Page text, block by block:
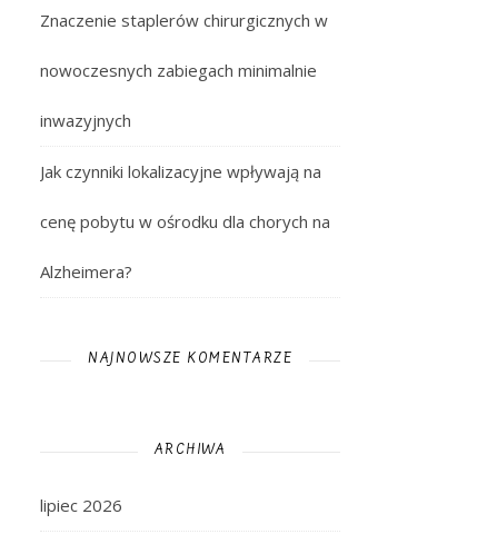
Znaczenie staplerów chirurgicznych w
nowoczesnych zabiegach minimalnie
inwazyjnych
Jak czynniki lokalizacyjne wpływają na
cenę pobytu w ośrodku dla chorych na
Alzheimera?
NAJNOWSZE KOMENTARZE
ARCHIWA
lipiec 2026